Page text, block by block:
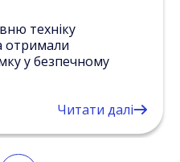
техніку
отримали
у безпечному
Читати далі